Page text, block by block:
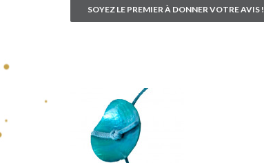
SOYEZ LE PREMIER À DONNER VOTRE AVIS !